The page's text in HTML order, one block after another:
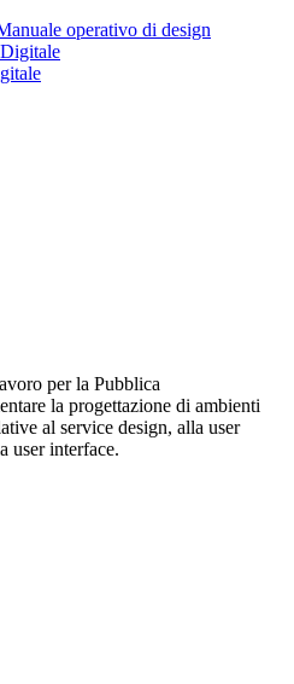
operativo di design
per la Pubblica
la progettazione di ambienti
al service design, alla user
user interface.